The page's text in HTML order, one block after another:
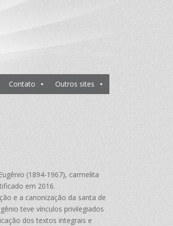
Contato Outros sites
(1894-1967), carmelita
em 2016.
e a canonização da santa de
teve vínculos privilegiados
dos textos integrais e